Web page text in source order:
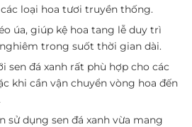
loại hoa tươi truyền thống.
úa, giúp kệ hoa tang lễ duy trì
trong suốt thời gian dài.
sen đá xanh rất phù hợp cho các
khi cần vận chuyển vòng hoa đến
sử dụng sen đá xanh vừa mang